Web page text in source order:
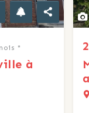
*
à